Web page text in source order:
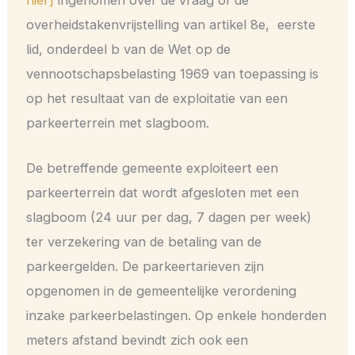
overheidstakenvrijstelling van artikel 8e, eerste
lid, onderdeel b van de Wet op de
vennootschapsbelasting 1969 van toepassing is
op het resultaat van de exploitatie van een
parkeerterrein met slagboom.
De betreffende gemeente exploiteert een
parkeerterrein dat wordt afgesloten met een
slagboom (24 uur per dag, 7 dagen per week)
ter verzekering van de betaling van de
parkeergelden. De parkeertarieven zijn
opgenomen in de gemeentelijke verordening
inzake parkeerbelastingen. Op enkele honderden
meters afstand bevindt zich ook een